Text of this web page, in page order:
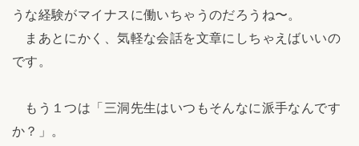
うな経験がマイナスに働いちゃうのだろうね〜。
まあとにかく、気軽な会話を文章にしちゃえばいいの
です。
もう１つは「三洞先生はいつもそんなに派手なんです
か？」。